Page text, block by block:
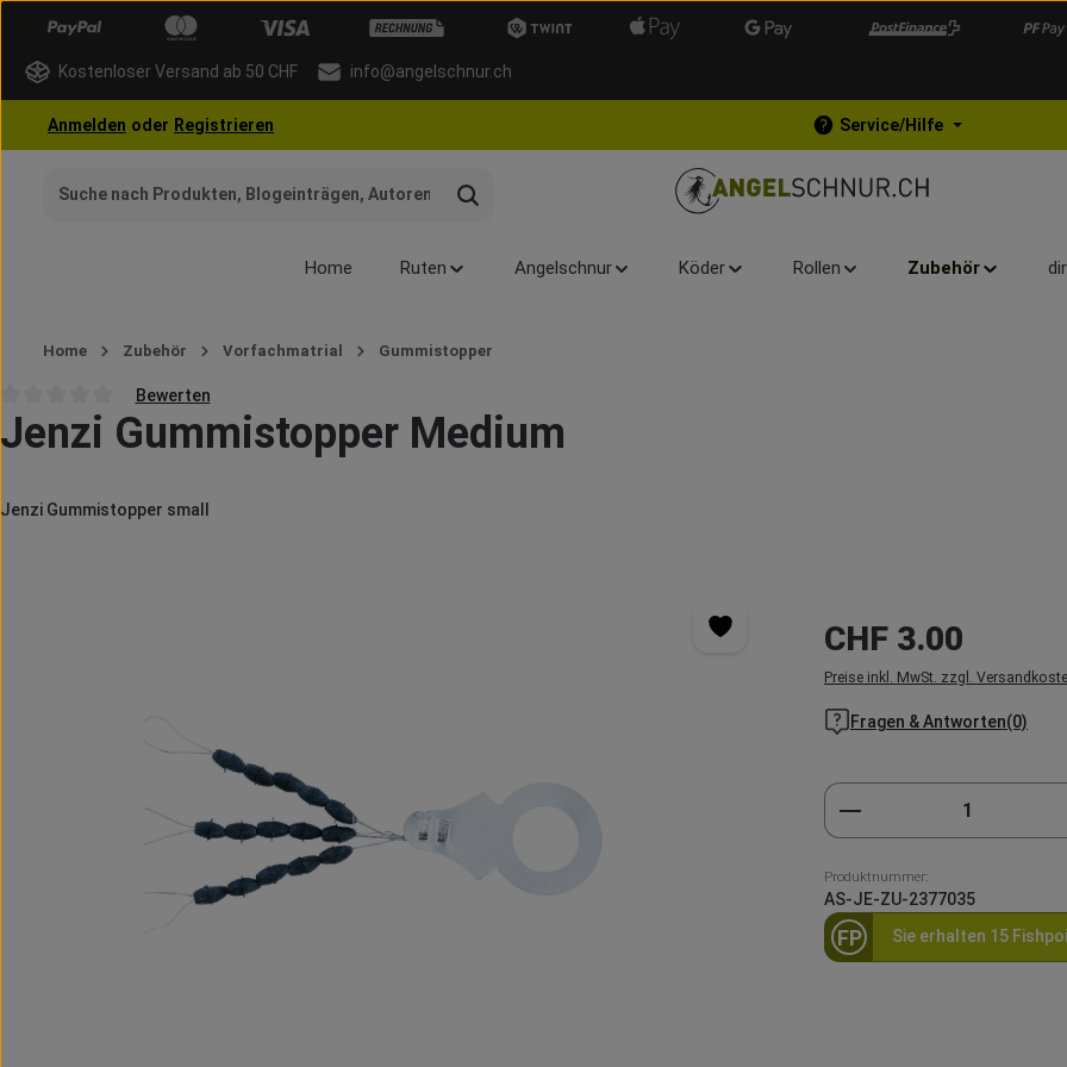
Hauptinhalt springen
Zur Suche springen
Zur Hauptnavigation springen
Kostenloser Versand ab 50 CHF info@angelschnur.ch
Anmelden oder Registrieren Service/Hilfe
Home Ruten Angelschnur Köder Rollen Zubehör
Home Zubehör Vorfachmatrial Gummistopper
Durchschnittliche Bewertung von 0 von 5 Sternen
Bewerten
Jenzi Gummistopper Medium
Jenzi Gummistopper small
Regulärer Preis:
CHF 3.00
Preise inkl. MwSt. zzgl.
Fragen & Antworten(0)
Produkt Anzahl:
Produktnummer:
AS-JE-ZU-2377035
FP Sie erhalten 15